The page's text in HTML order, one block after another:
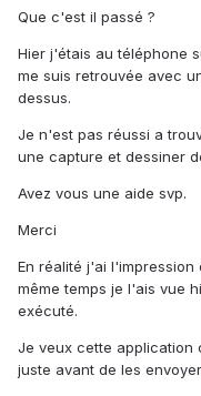
Que c'est il passé ?
Hier j'étais au téléphone
me suis retrouvée avec
dessus.
Je n'est pas réussi a
une capture et dessiner
Avez vous une aide svp.
Merci
En réalité j'ai
même temps je l'ais vue
exécuté.
Je veux cette application
juste avant de les envoyer